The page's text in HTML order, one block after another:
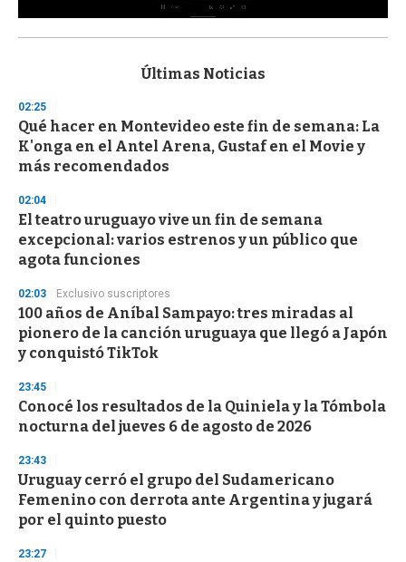
s
d
s
o
f
3
s
e
c
o
n
Últimas Noticias
02:25
Qué hacer en Montevideo este fin de semana: La
K'onga en el Antel Arena, Gustaf en el Movie y
más recomendados
02:04
El teatro uruguayo vive un fin de semana
excepcional: varios estrenos y un público que
agota funciones
02:03 Exclusivo suscriptores
100 años de Aníbal Sampayo: tres miradas al
pionero de la canción uruguaya que llegó a Japón
y conquistó TikTok
23:45
Conocé los resultados de la Quiniela y la Tómbola
nocturna del jueves 6 de agosto de 2026
23:43
Uruguay cerró el grupo del Sudamericano
Femenino con derrota ante Argentina y jugará
por el quinto puesto
23:27